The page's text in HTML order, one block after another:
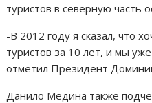
туристов в северную часть
-В 2012 году я сказал, что
туристов за 10 лет, и мы
отметил Президент
Данило Медина также